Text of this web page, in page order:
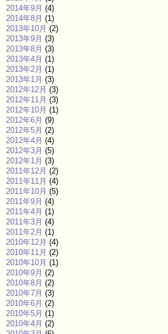
2014年9月 (4)
2014年8月 (1)
2013年10月 (2)
2013年9月 (3)
2013年8月 (3)
2013年4月 (1)
2013年2月 (1)
2013年1月 (3)
2012年12月 (3)
2012年11月 (3)
2012年10月 (1)
2012年6月 (9)
2012年5月 (2)
2012年4月 (4)
2012年3月 (5)
2012年1月 (3)
2011年12月 (2)
2011年11月 (4)
2011年10月 (5)
2011年9月 (4)
2011年4月 (1)
2011年3月 (4)
2011年2月 (1)
2010年12月 (4)
2010年11月 (2)
2010年10月 (1)
2010年9月 (2)
2010年8月 (2)
2010年7月 (3)
2010年6月 (2)
2010年5月 (1)
2010年4月 (2)